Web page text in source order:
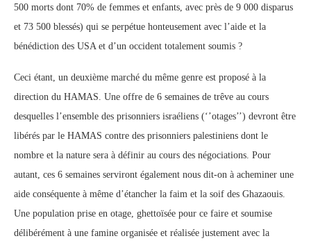
500 morts dont 70% de femmes et enfants, avec près de 9 000 disparus
et 73 500 blessés) qui se perpétue honteusement avec l’aide et la
bénédiction des USA et d’un occident totalement soumis ?
Ceci étant, un deuxième marché du même genre est proposé à la
direction du HAMAS. Une offre de 6 semaines de trêve au cours
desquelles l’ensemble des prisonniers israéliens (‘’otages’’) devront être
libérés par le HAMAS contre des prisonniers palestiniens dont le
nombre et la nature sera à définir au cours des négociations. Pour
autant, ces 6 semaines serviront également nous dit-on à acheminer une
aide conséquente à même d’étancher la faim et la soif des Ghazaouis.
Une population prise en otage, ghettoïsée pour ce faire et soumise
délibérément à une famine organisée et réalisée justement avec la